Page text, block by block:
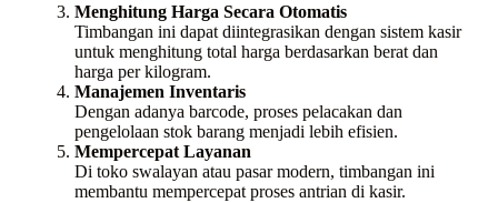
Menghitung Harga Secara Otomatis
Timbangan ini dapat diintegrasikan dengan sistem kasir
untuk menghitung total harga berdasarkan berat dan
harga per kilogram.
Manajemen Inventaris
Dengan adanya barcode, proses pelacakan dan
pengelolaan stok barang menjadi lebih efisien.
Mempercepat Layanan
Di toko swalayan atau pasar modern, timbangan ini
membantu mempercepat proses antrian di kasir.